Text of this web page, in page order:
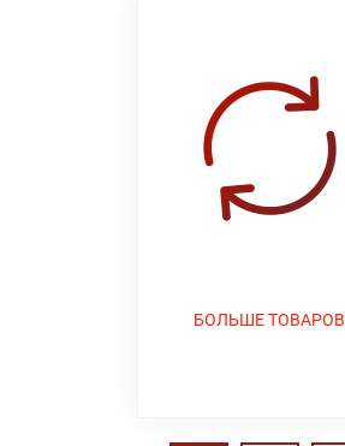
БОЛЬШЕ ТОВАРОВ